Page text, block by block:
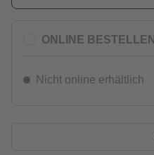
ONLINE BESTELLEN
Nicht online erhältlich